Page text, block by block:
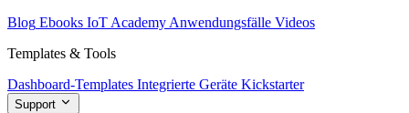
Blog Ebooks IoT Academy Anwendungsfälle Videos
Templates & Tools
Dashboard-Templates Integrierte Geräte Kickstarter
Support